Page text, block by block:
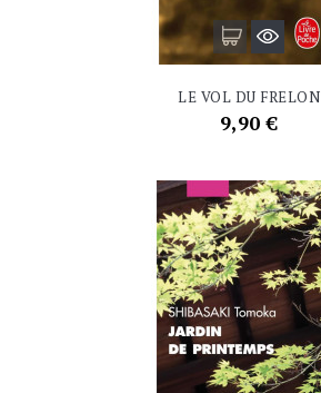
LE VOL DU FRELON
Prix
9,90 €